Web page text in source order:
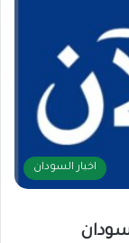
اخبار السودان